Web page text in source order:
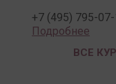
+7 (495) 795-07-
Подробнее
ВСЕ